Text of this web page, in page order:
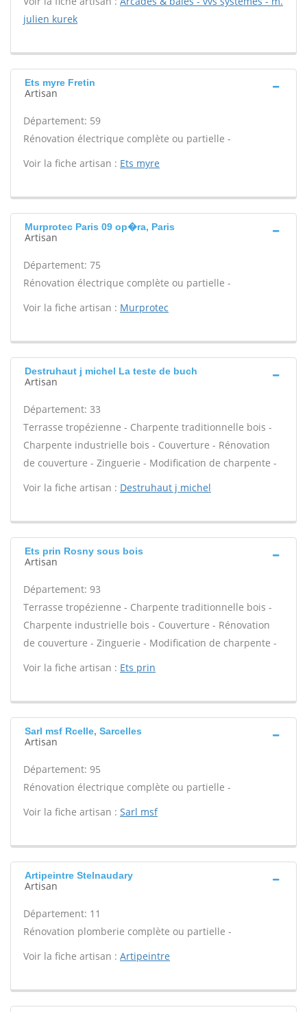
julien kurek
Ets myre Fretin
Artisan
Département: 59
Rénovation électrique complète ou partielle -
Voir la fiche artisan : Ets myre
Murprotec Paris 09 op�ra, Paris
Artisan
Département: 75
Rénovation électrique complète ou partielle -
Voir la fiche artisan : Murprotec
Destruhaut j michel La teste de buch
Artisan
Département: 33
Terrasse tropézienne - Charpente traditionnelle bois -
Charpente industrielle bois - Couverture - Rénovation
de couverture - Zinguerie - Modification de charpente -
Voir la fiche artisan : Destruhaut j michel
Ets prin Rosny sous bois
Artisan
Département: 93
Terrasse tropézienne - Charpente traditionnelle bois -
Charpente industrielle bois - Couverture - Rénovation
de couverture - Zinguerie - Modification de charpente -
Voir la fiche artisan : Ets prin
Sarl msf Rcelle, Sarcelles
Artisan
Département: 95
Rénovation électrique complète ou partielle -
Voir la fiche artisan : Sarl msf
Artipeintre Stelnaudary
Artisan
Département: 11
Rénovation plomberie complète ou partielle -
Voir la fiche artisan : Artipeintre